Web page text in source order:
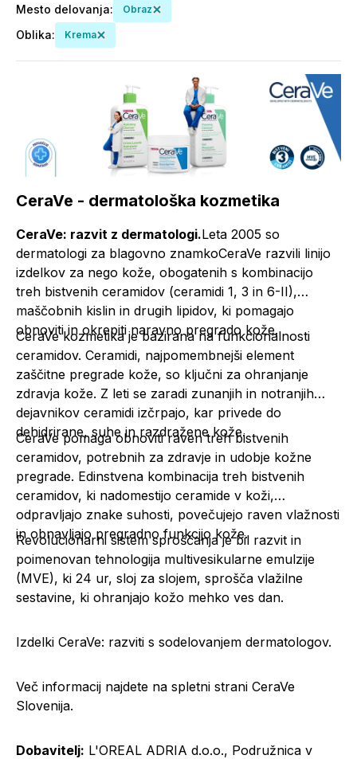
Mesto delovanja: Obraz
Oblika: Krema
CeraVe - dermatološka kozmetika
CeraVe: razvit z dermatologi.Leta 2005 so
dermatologi za blagovno znamkoCeraVe razvili linijo
izdelkov za nego kože, obogatenih s kombinacijo
treh bistvenih ceramidov (ceramidi 1, 3 in 6-II),
maščobnih kislin in drugih lipidov, ki pomagajo
obnoviti in okrepiti naravno pregrado kože.
CeraVe kozmetika je bazirana na funkcionalnosti
ceramidov. Ceramidi, najpomembnejši element
zaščitne pregrade kože, so ključni za ohranjanje
zdravja kože. Z leti se zaradi zunanjih in notranjih
dejavnikov ceramidi izčrpajo, kar privede do
dehidrirane, suhe in razdražene kože.
CeraVe pomaga obnoviti raven treh bistvenih
ceramidov, potrebnih za zdravje in udobje kožne
pregrade. Edinstvena kombinacija treh bistvenih
ceramidov, ki nadomestijo ceramide v koži,
odpravljajo znake suhosti, povečujejo raven vlažnosti
in obnavljajo pregradno funkcijo kože.
Revolucionarni sistem sproščanja je bil razvit in
poimenovan tehnologija multivesikularne emulzije
(MVE), ki 24 ur, sloj za slojem, sprošča vlažilne
sestavine, ki ohranjajo kožo mehko ves dan.
Izdelki CeraVe: razviti s sodelovanjem dermatologov.
Več informacij najdete na spletni strani CeraVe
Slovenija.
Dobavitelj: L'OREAL ADRIA d.o.o., Podružnica v